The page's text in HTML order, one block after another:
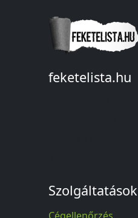
feketelista.hu
Szolgáltatások